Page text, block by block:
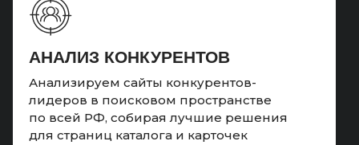
АНАЛИЗ КОНКУРЕНТОВ
Анализируем сайты конкурентов-
лидеров в поисковом пространстве
по всей РФ, собирая лучшие решения
для страниц каталога и карточек